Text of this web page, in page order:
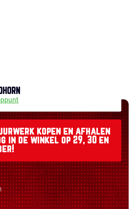
kopen en afhalen
in de winkel op 29, 30 en